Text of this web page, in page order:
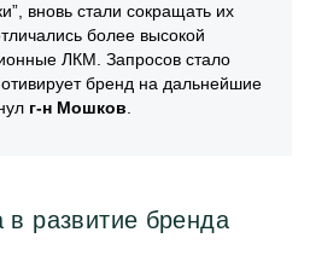
вновь стали сокращать их
более высокой
ЛКМ. Запросов стало
бренд на дальнейшие
г-н Мошков
развитие бренда